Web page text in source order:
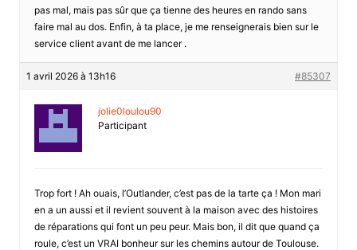
pas mal, mais pas sûr que ça tienne des heures en rando sans
faire mal au dos. Enfin, à ta place, je me renseignerais bien sur le
service client avant de me lancer .
1 avril 2026 à 13h16 #85307
jolie0loulou90
Participant
Trop fort ! Ah ouais, l’Outlander, c’est pas de la tarte ça ! Mon mari
en a un aussi et il revient souvent à la maison avec des histoires
de réparations qui font un peu peur. Mais bon, il dit que quand ça
roule, c’est un VRAI bonheur sur les chemins autour de Toulouse.